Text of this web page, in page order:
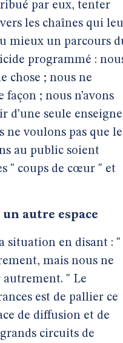
par eux, tenter
les chaînes qui
mieux un parcours
programmé :
chose ; nous ne
; nous n’avons
d’une seule enseigne
voulons pas que
au public soient
" coups de cœur " et
autre espace
situation en disant : "
mais nous ne
autrement. " Le
est de pallier ce
de diffusion et de
circuits de